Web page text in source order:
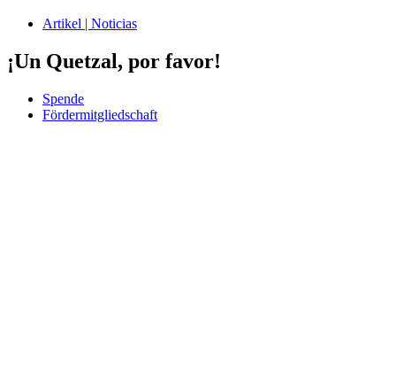
Artikel | Noticias
¡Un Quetzal, por favor!
Spende
Fördermitgliedschaft